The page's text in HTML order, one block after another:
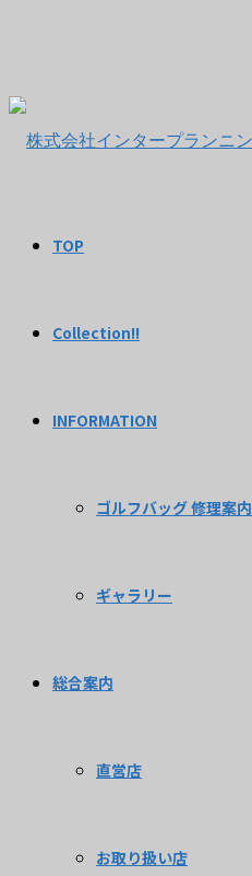
TOP
Collection!!
INFORMATION
ゴルフバッグ 修理案内
ギャラリー
総合案内
直営店
お取り扱い店